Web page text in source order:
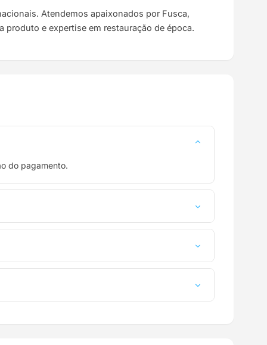
Atendemos apaixonados por Fusca,
produto e expertise em restauração de época.
do pagamento.